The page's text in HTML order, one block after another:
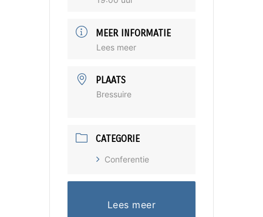
MEER INFORMATIE
Lees meer
PLAATS
Bressuire
CATEGORIE
Conferentie
Lees meer